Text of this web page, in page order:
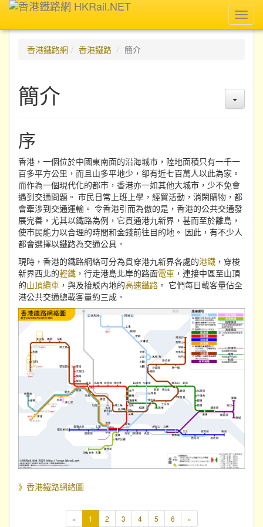
香港鐵路網
香港鐵路 簡介
簡介
序
香港，一個位於中國東南面的沿海城市，陸地面積只有一千一
百多平方公里，而且山多平地少，卻有近七百萬人以此為家。
而作為一個現代化的都市，香港亦一如其他大城市，少不免會
遇到交通問題。 市民日常上班上學，經貿活動，消閑購物，都
會牽涉到交通運輸。 令香港引而為傲的是，香港的公共交通發
展完善，尤其以鐵路為例，它貫通港九新界，甚而至於離島，
使市民能力以合理的時間和金錢前往目的地。 因此，有不少人
都會選擇以鐵路為交通公具。
現時，香港的鐵路網絡可分為貫穿港九新界各處的港鐵 ，穿梭
新界西北的輕鐵 ，行走港島北岸的路面電車 ，連接中區至山頂
的山頂纜車 ，與及接駁內地的高速鐵路 。 它們每日載客量佔全
港公共交通總載客量約三成。
》香港鐵路網絡圖
« 1 2 3 4 5 6 »